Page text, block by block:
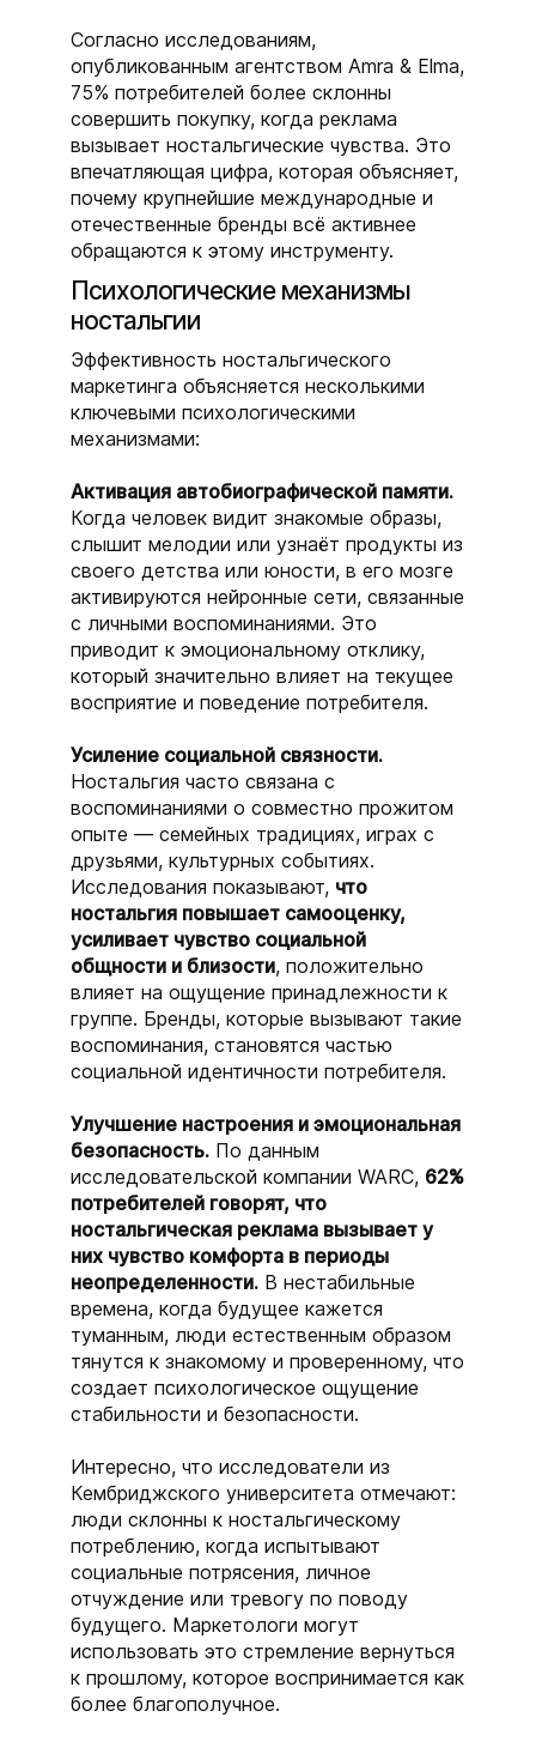
Согласно исследованиям,
опубликованным агентством Amra & Elma,
75% потребителей более склонны
совершить покупку, когда реклама
вызывает ностальгические чувства. Это
впечатляющая цифра, которая объясняет,
почему крупнейшие международные и
отечественные бренды всё активнее
обращаются к этому инструменту.
Психологические механизмы
ностальгии
Эффективность ностальгического
маркетинга объясняется несколькими
ключевыми психологическими
механизмами:
Активация автобиографической памяти.
Когда человек видит знакомые образы,
слышит мелодии или узнаёт продукты из
своего детства или юности, в его мозге
активируются нейронные сети, связанные
с личными воспоминаниями. Это
приводит к эмоциональному отклику,
который значительно влияет на текущее
восприятие и поведение потребителя.
Усиление социальной связности.
Ностальгия часто связана с
воспоминаниями о совместно прожитом
опыте — семейных традициях, играх с
друзьями, культурных событиях.
Исследования показывают, что
ностальгия повышает самооценку,
усиливает чувство социальной
общности и близости, положительно
влияет на ощущение принадлежности к
группе. Бренды, которые вызывают такие
воспоминания, становятся частью
социальной идентичности потребителя.
Улучшение настроения и эмоциональная
безопасность. По данным
исследовательской компании WARC, 62%
потребителей говорят, что
ностальгическая реклама вызывает у
них чувство комфорта в периоды
неопределенности. В нестабильные
времена, когда будущее кажется
туманным, люди естественным образом
тянутся к знакомому и проверенному, что
создает психологическое ощущение
стабильности и безопасности.
Интересно, что исследователи из
Кембриджского университета отмечают:
люди склонны к ностальгическому
потреблению, когда испытывают
социальные потрясения, личное
отчуждение или тревогу по поводу
будущего. Маркетологи могут
использовать это стремление вернуться
к прошлому, которое воспринимается как
более благополучное.